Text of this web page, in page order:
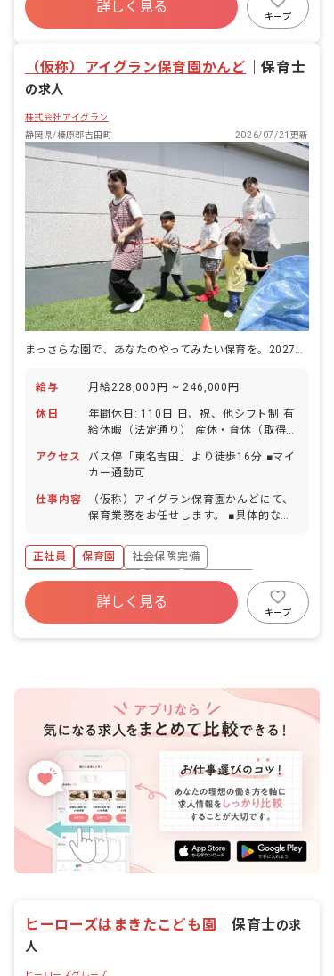
寮・住宅・家賃補助あり
詳しく見る
キープ
（仮称）アイグラン保育園かんど ｜保育士
の求人
株式会社アイグラン
静岡県/榛原郡吉田町
2026/07/21更新
まっさらな園で、あなたのやってみたい保育を。2027年春、吉田町に開園。
給与 月給228,000円 ~ 246,000円
休日
年間休日: 110日 日、祝、他シフト制 有
給休暇（法定通り） 産休・育休（取得率
始休暇（12月29日～1月3日） ※年間休
日は年によって変動あり
アクセス
バス停「東名吉田」より徒歩16分 ■マイ
カー通勤可
仕事内容
（仮称）アイグラン保育園かんどにて、
保育業務をお任せします。 ■具体的な仕
の着脱等 ・集団生活を通じた社会性の装
着 ・行事の計画・実行、お知らせの作成
※定員：80名
正社員 保育園
社会保険完備
ボーナス・賞与あり
有給
退職金制度
昇給昇進あり
産休育休制度
車通勤可
詳しく見る
キープ
ヒーローズはまきたこども園 保育士の求
人